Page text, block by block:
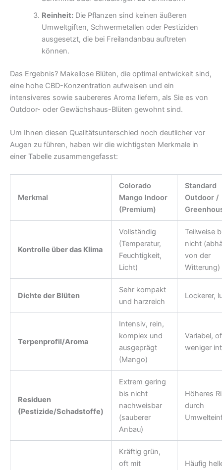
Reinheit:Die Pflanzen sind keinen äußeren
Umweltgiften, Schwermetallen oder Pestiziden
ausgesetzt, die bei Freilandanbau auftreten
können.
Das Ergebnis? Makellose Blüten, die optimal entwickelt sind,
eine hohe CBD-Konzentration aufweisen und ein
intensiveres sowie saubereres Aroma liefern, als Sie es von
Outdoor- oder Gewächshaus-Blüten gewohnt sind.
Um Ihnen diesen Qualitätsunterschied noch deutlicher vor
Augen zu führen, haben wir die wichtigsten Merkmale in
einer Tabelle zusammengefasst:
Merkmal
Colorado
Mango Indoor
(Premium)
Standard
Outdoor /
Kontrolle über das Klima
Vollständig
(Temperatur,
Feuchtigkeit,
Licht)
Teilweise
nicht
von der
Witterung)
Dichte der Blüten
Sehr kompakt
und harzreich
Lockerer,
Terpenprofil/Aroma
Intensiv, rein,
komplex und
ausgeprägt
(Mango)
Variabel,
weniger
Residuen
(Pestizide/Schadstoffe)
Extrem gering
bis nicht
nachweisbar
(sauberer
Anbau)
Höheres
durch
Kräftig grün,
oft mit
Häufig